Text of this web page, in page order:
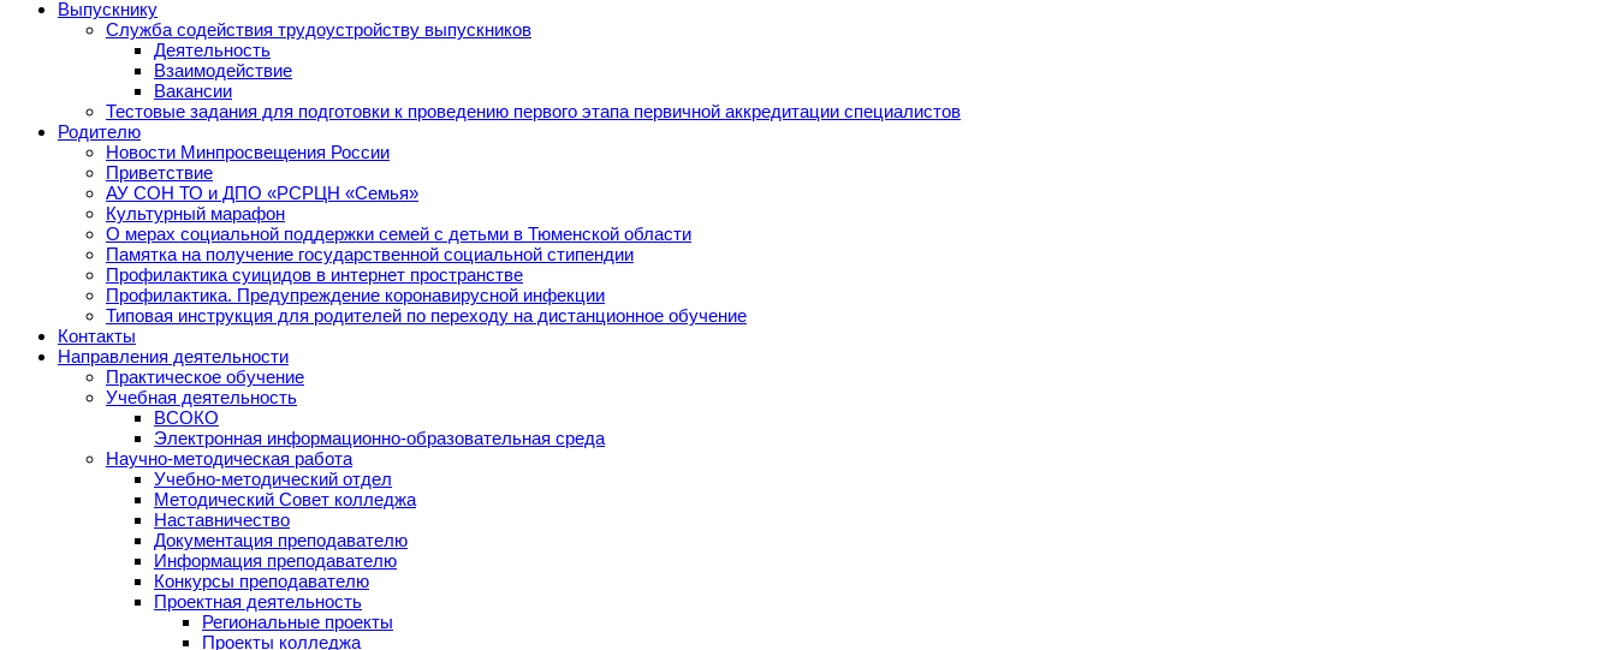
Выпускнику
Служба содействия трудоустройству выпускников
Деятельность
Взаимодействие
Вакансии
Тестовые задания для подготовки к проведению первого этапа первичной аккредитации специалистов
Родителю
Новости Минпросвещения России
Приветствие
АУ СОН ТО и ДПО «РСРЦН «Семья»
Культурный марафон
О мерах социальной поддержки семей с детьми в Тюменской области
Памятка на получение государственной социальной стипендии
Профилактика суицидов в интернет пространстве
Профилактика. Предупреждение коронавирусной инфекции
Типовая инструкция для родителей по переходу на дистанционное обучение
Контакты
Направления деятельности
Практическое обучение
Учебная деятельность
ВСОКО
Электронная информационно-образовательная среда
Научно-методическая работа
Учебно-методический отдел
Методический Совет колледжа
Наставничество
Документация преподавателю
Информация преподавателю
Конкурсы преподавателю
Проектная деятельность
Региональные проекты
Проекты колледжа